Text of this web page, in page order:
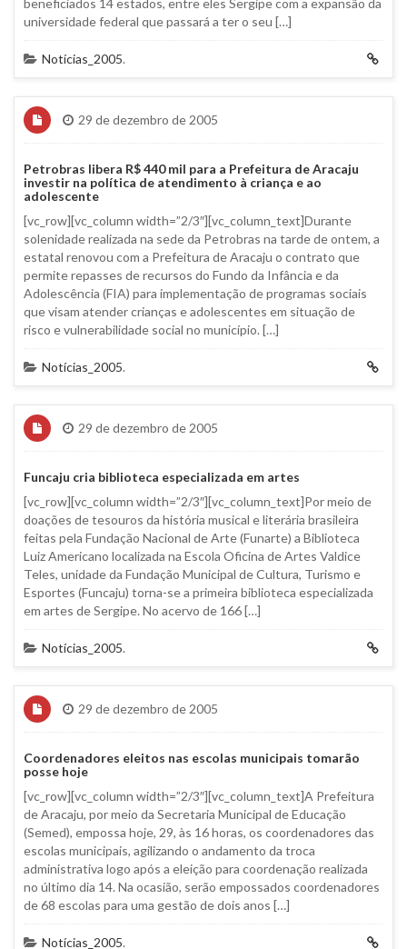
beneficiados 14 estados, entre eles Sergipe com a expansão da
universidade federal que passará a ter o seu […]
Notícias_2005.
29 de dezembro de 2005
Petrobras libera R$ 440 mil para a Prefeitura de Aracaju
investir na política de atendimento à criança e ao
adolescente
[vc_row][vc_column width=”2/3″][vc_column_text]Durante
solenidade realizada na sede da Petrobras na tarde de ontem, a
estatal renovou com a Prefeitura de Aracaju o contrato que
permite repasses de recursos do Fundo da Infância e da
Adolescência (FIA) para implementação de programas sociais
que visam atender crianças e adolescentes em situação de
risco e vulnerabilidade social no município. […]
Notícias_2005.
29 de dezembro de 2005
Funcaju cria biblioteca especializada em artes
[vc_row][vc_column width=”2/3″][vc_column_text]Por meio de
doações de tesouros da história musical e literária brasileira
feitas pela Fundação Nacional de Arte (Funarte) a Biblioteca
Luiz Americano localizada na Escola Oficina de Artes Valdice
Teles, unidade da Fundação Municipal de Cultura, Turismo e
Esportes (Funcaju) torna-se a primeira biblioteca especializada
em artes de Sergipe. No acervo de 166 […]
Notícias_2005.
29 de dezembro de 2005
Coordenadores eleitos nas escolas municipais tomarão
posse hoje
[vc_row][vc_column width=”2/3″][vc_column_text]A Prefeitura
de Aracaju, por meio da Secretaria Municipal de Educação
(Semed), empossa hoje, 29, às 16 horas, os coordenadores das
escolas municipais, agilizando o andamento da troca
administrativa logo após a eleição para coordenação realizada
no último dia 14. Na ocasião, serão empossados coordenadores
de 68 escolas para uma gestão de dois anos […]
Notícias_2005.